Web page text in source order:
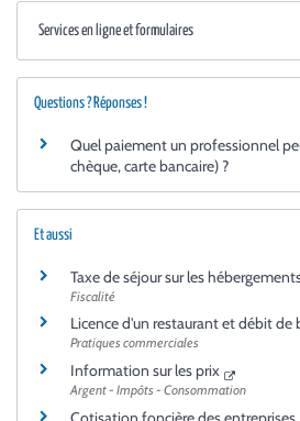
Services en ligne et formulaires
Questions ? Réponses !
Quel paiement un professionnel
chèque, carte bancaire) ?
Et aussi
Taxe de séjour sur les
Fiscalité
Licence d'un restaurant et débit de
Pratiques commerciales
Information sur les prix
Argent - Impôts - Consommation